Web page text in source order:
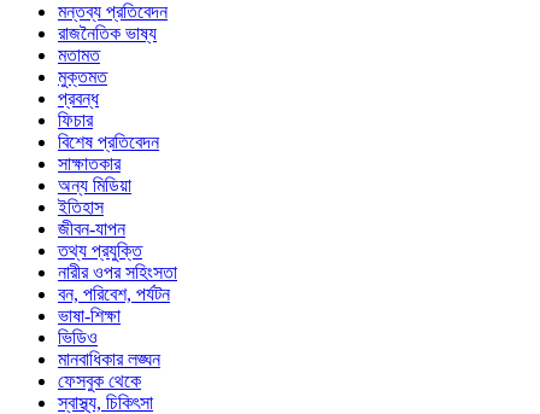
মন্তব্য প্রতিবেদন
রাজনৈতিক ভাষ্য
মতামত
মুক্তমত
প্রবন্ধ
ফিচার
বিশেষ প্রতিবেদন
সাক্ষাতকার
অন্য মিডিয়া
ইতিহাস
জীবন-যাপন
তথ্য প্রযুক্তি
নারীর ওপর সহিংসতা
বন, পরিবেশ, পর্যটন
ভাষা-শিক্ষা
ভিডিও
মানবাধিকার লঙ্ঘন
ফেসবুক থেকে
স্বাস্থ্য, চিকিৎসা